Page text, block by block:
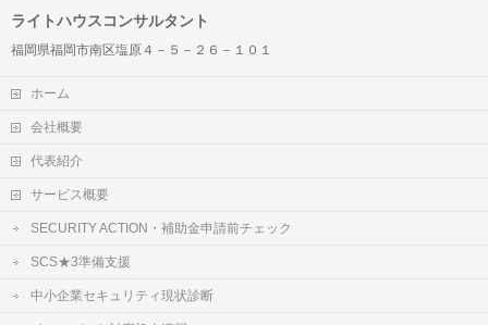
ライトハウスコンサルタント
福岡県福岡市南区塩原４－５－２６－１０１
ホーム
会社概要
代表紹介
サービス概要
SECURITY ACTION・補助金申請前チェック
SCS★3準備支援
中小企業セキュリティ現状診断